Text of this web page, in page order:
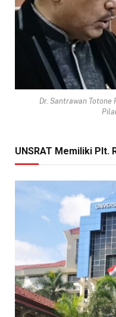
Dr. Santrawan Totone
UNSRAT Memiliki Plt.